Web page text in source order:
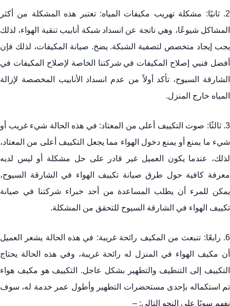
2. ثانيًا: مشكلة تهريب مكيفات المياه: تعتبر هذه المشكلة من أكثر
المشاكل شيوعًا، وهي ناتجة عن انسداد شبكة أنابيب تنقية الهواء، لذلك
يجب إيجاد متخصص لتصفية الشبكة. يضخ. صيانة المكيفات، لذلك فإن
أفضل فنيي إصلاح المكيفات في شركتنا الخاصة لإصلاح المكيفات في
الشارقة السيوح، تأكد أولاً من عدم انسداد الأنابيب المخصصة لإزالة
المياه خارج المنزل.
3. ثالثًا: صوت التكييف أعلى من المعتاد: في هذه الحالة شيء غريب أو
شيء ما يمنع أو يمنع دخول الهواء مما يجعل التكييف أعلى من المعتاد،
لذلك، عندما يكون العميل غير قادر على حل مشكلة أو ليس لديه
معرفة كافية حول طرق صيانة تكييف الهواء في الشارقة السيوح،
يمكن للمرء أن يطلب المساعدة من أحد خبراء شركتنا في صيانة
تكييف الهواء في الشارقة السيوح للتحقق من المشكلة.
6. رابعًا: تنبعث من المكيف رائحة غريبة: في هذه الحالة يشعر العميل
أن مكيف الهواء في المنزل له رائحة غريبة، وفي هذه الحالة يحتاج
التكييف إلى التنظيف والتطهير بشكل عاجل. التكييف هو مكيف هواء
تم استكماله بإحدى مستحضرات التطهير وأطول عمر خدمة له، سوف
نفهم سويًا على النحو التالي: –